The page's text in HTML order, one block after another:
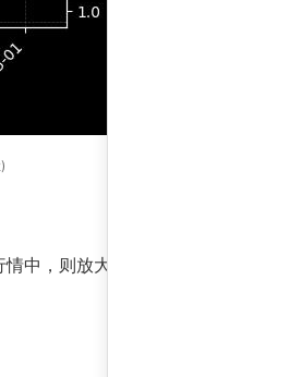
中，则放大杠杆捕捉收益。最大回